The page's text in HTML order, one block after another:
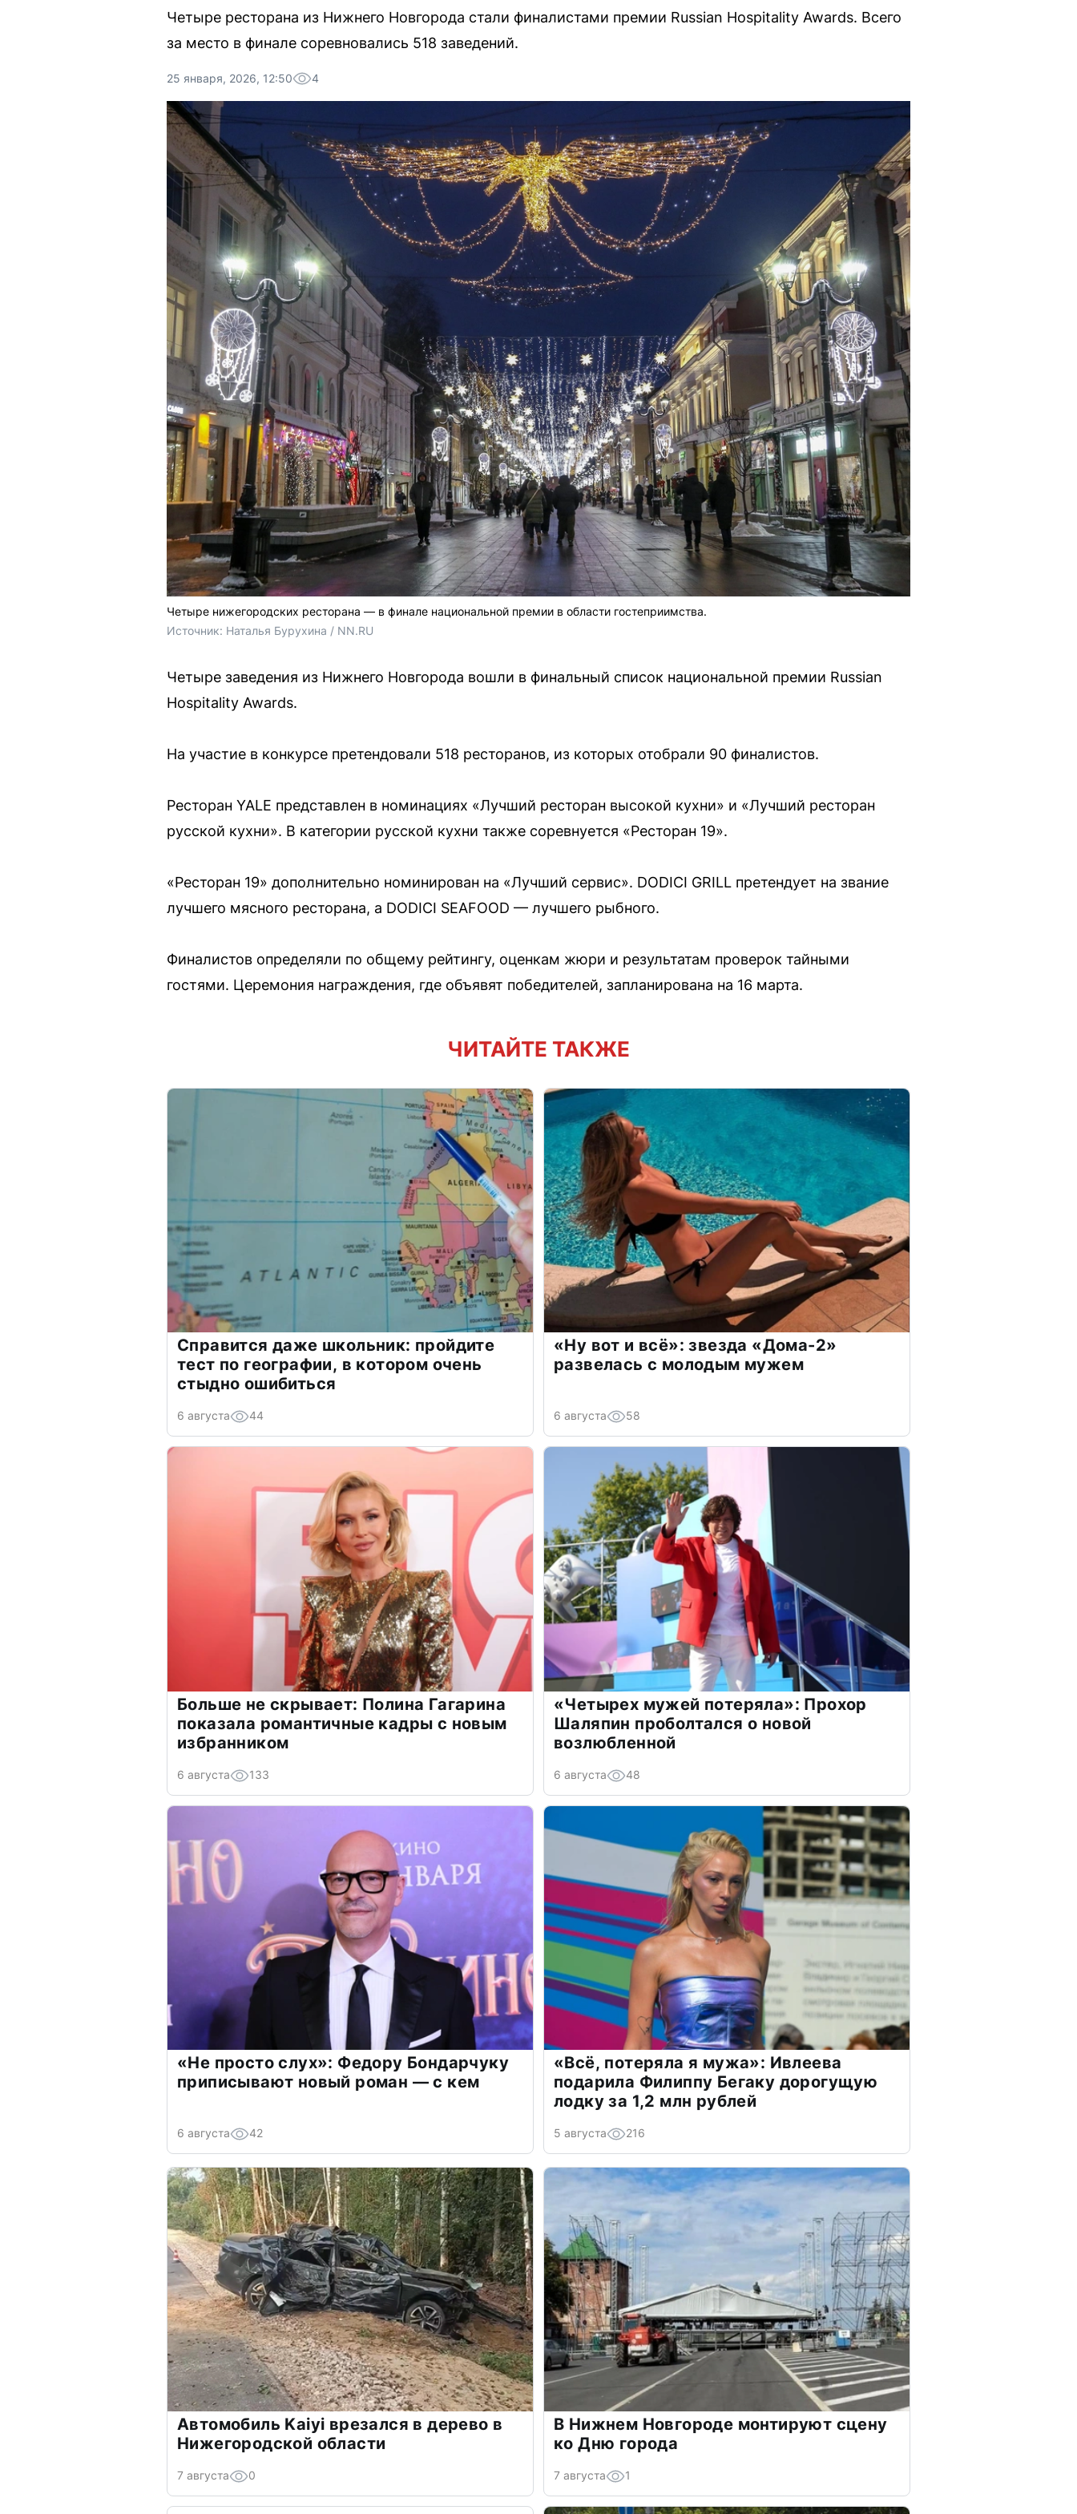
Четыре ресторана из Нижнего Новгорода стали финалистами премии Russian Hospitality Awards. Всего
за место в финале соревновались 518 заведений.
25 января, 2026, 12:50 4
Четыре нижегородских ресторана — в финале национальной премии в области гостеприимства.
Источник: Наталья Бурухина / NN.RU
Четыре заведения из Нижнего Новгорода вошли в финальный список национальной премии Russian
Hospitality Awards.
На участие в конкурсе претендовали 518 ресторанов, из которых отобрали 90 финалистов.
Ресторан YALE представлен в номинациях «Лучший ресторан высокой кухни» и «Лучший ресторан
русской кухни». В категории русской кухни также соревнуется «Ресторан 19».
«Ресторан 19» дополнительно номинирован на «Лучший сервис». DODICI GRILL претендует на звание
лучшего мясного ресторана, а DODICI SEAFOOD — лучшего рыбного.
Финалистов определяли по общему рейтингу, оценкам жюри и результатам проверок тайными
гостями. Церемония награждения, где объявят победителей, запланирована на 16 марта.
ЧИТАЙТЕ ТАКЖЕ
Справится даже школьник: пройдите
тест по географии, в котором очень
стыдно ошибиться
6 августа 44
«Ну вот и всё»: звезда «Дома-2»
развелась с молодым мужем
6 августа 58
Больше не скрывает: Полина Гагарина
показала романтичные кадры с новым
избранником
6 августа 133
«Четырех мужей потеряла»: Прохор
Шаляпин проболтался о новой
возлюбленной
6 августа 48
«Не просто слух»: Федору Бондарчуку
приписывают новый роман — с кем
6 августа 42
«Всё, потеряла я мужа»: Ивлеева
подарила Филиппу Бегаку дорогущую
лодку за 1,2 млн рублей
5 августа 216
Автомобиль Kaiyi врезался в дерево в
Нижегородской области
7 августа 0
В Нижнем Новгороде монтируют сцену
ко Дню города
7 августа 1